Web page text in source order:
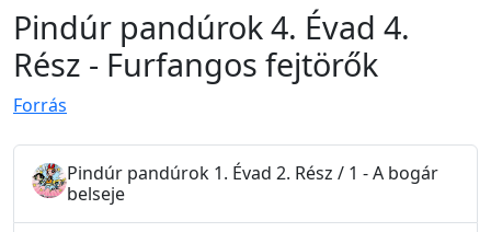
Pindúr pandúrok 4. Évad 4.
Rész - Furfangos fejtörők
Forrás
Pindúr pandúrok 1. Évad 2. Rész / 1 - A bogár
belseje